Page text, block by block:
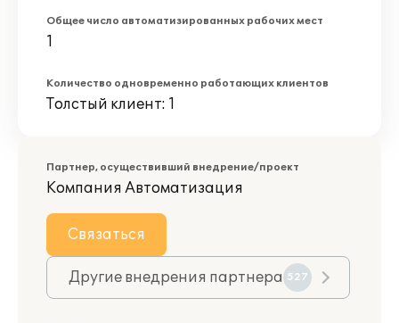
Общее число автоматизированных рабочих мест
1
Количество одновременно работающих клиентов
Толстый клиент: 1
Партнер, осуществивший внедрение/проект
Компания Автоматизация
Связаться
Другие внедрения партнера 527